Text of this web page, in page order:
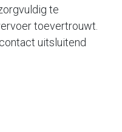
te
toevertrouwt.
uitsluitend